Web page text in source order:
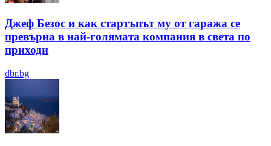
Джеф Безос и как стартъпът му от гаража се
превърна в най-голямата компания в света по
приходи
dbr.bg